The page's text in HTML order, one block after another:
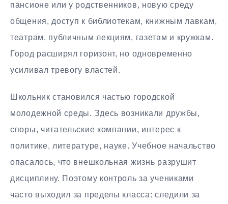
пансионе или у родственников, новую среду
общения, доступ к библиотекам, книжным лавкам,
театрам, публичным лекциям, газетам и кружкам.
Город расширял горизонт, но одновременно
усиливал тревогу властей.
Школьник становился частью городской
молодежной среды. Здесь возникали дружбы,
споры, читательские компании, интерес к
политике, литературе, науке. Учебное начальство
опасалось, что внешкольная жизнь разрушит
дисциплину. Поэтому контроль за учениками
часто выходил за пределы класса: следили за